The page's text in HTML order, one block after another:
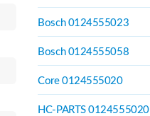
Bosch 0124555023
Bosch 0124555058
Core 0124555020
HC-PARTS 0124555020